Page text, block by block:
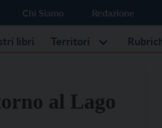
Chi Siamo Redazione
libri Territori
al Lago